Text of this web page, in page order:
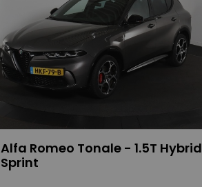
Alfa Romeo Tonale - 1.5T Hybrid
Sprint